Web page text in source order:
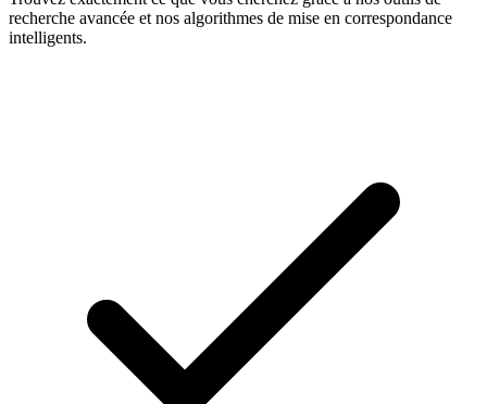
recherche avancée et nos algorithmes de mise en correspondance
intelligents.